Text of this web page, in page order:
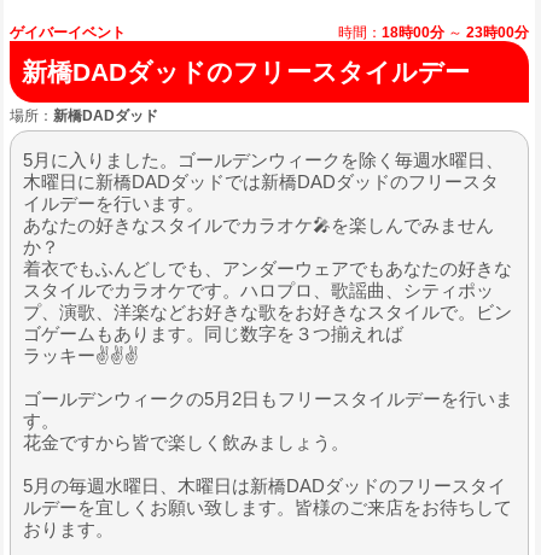
ゲイバーイベント 時間： 18時00分 ～ 23時00分
新橋DADダッドのフリースタイルデー
場所： 新橋DADダッド
5月に入りました。ゴールデンウィークを除く毎週水曜日、
木曜日に新橋DADダッドでは新橋DADダッドのフリースタ
イルデーを行います。
あなたの好きなスタイルでカラオケ🎤を楽しんでみません
か？
着衣でもふんどしでも、アンダーウェアでもあなたの好きな
スタイルでカラオケです。ハロプロ、歌謡曲、シティポッ
プ、演歌、洋楽などお好きな歌をお好きなスタイルで。ビン
ゴゲームもあります。同じ数字を３つ揃えれば
ラッキー✌️✌️✌️
ゴールデンウィークの5月2日もフリースタイルデーを行いま
す。
花金ですから皆で楽しく飲みましょう。
5月の毎週水曜日、木曜日は新橋DADダッドのフリースタイ
ルデーを宜しくお願い致します。皆様のご来店をお待ちして
おります。